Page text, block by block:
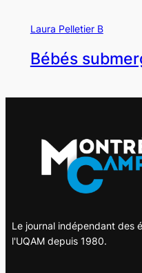
Laura Pelletier B
Bébés
Le journal indépendant des
l'UQAM depuis 1980.